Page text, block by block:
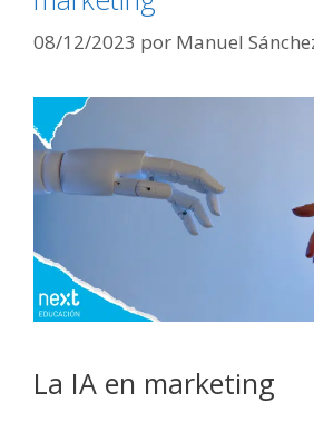
08/12/2023 por Manuel
La IA en marketing